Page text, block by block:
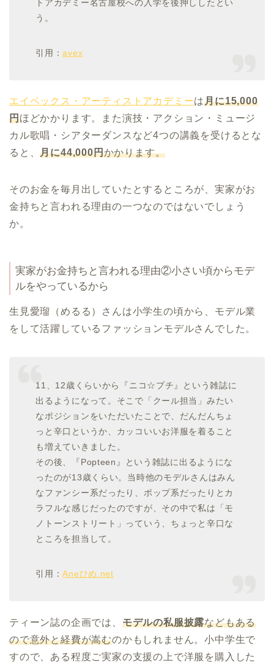
トアカデミー名古屋校への入学を後押ししたとい
う。
引用：avex
エイベックス・アーティストアカデミーは月に15,000
円ほどかかります。また演技・アクション・ミュージ
カル歌唱・シアターダンスなど4つの講義を受けるとな
ると、月に44,000円かかります。
そのお金を毎月出していたとするところが、実家がお
金持ちと言われる理由の一つなのではないでしょう
か。
実家がお金持ちと言われる理由②小さい頃からモデ
ルをやっているから
生見愛瑠（めるる）さんは小学生の頃から、モデル業
をして活躍しているファッションモデルさんでした。
11、12歳くらいから『ニコ☆プチ』という雑誌に
出るようになって。そこで「クール担当」みたい
なポジションをいただいたことで、だんだんちょ
っと辛口というか、カッコいいお洋服を着ること
も増えていきました。
その後、『Popteen』という雑誌に出るようにな
ったのが13歳くらい。当時他のモデルさんはみん
なファンシー系だったり、ポップ系だったりとカ
ラフルな感じだったのですが、その中で私は「モ
ノトーンストリート」っていう、ちょっと辛口な
ところを担当して。
引用：Aneひめ.net
ティーン誌の企画では、 モデルの私服披露などもある
ので意外と経費が嵩むのかもしれません。小中学生で
すので、ある程度ご実家の支援の上で洋服を購入した